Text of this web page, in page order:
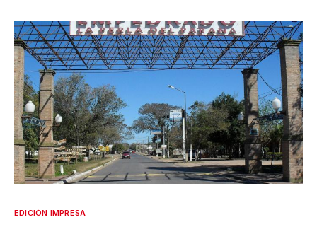
EDICIÓN IMPRESA